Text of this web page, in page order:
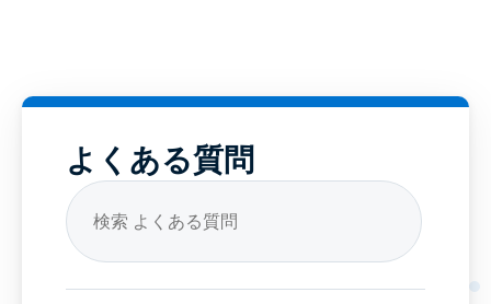
よくある質問